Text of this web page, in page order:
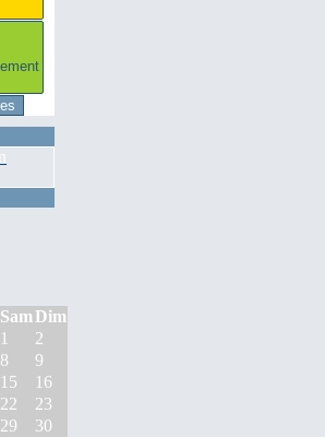
Sam Dim
1
2
8
9
15
16
22
23
29
30